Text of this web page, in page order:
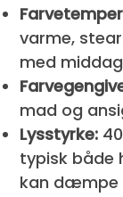
varme,
med
mad og
Lysstyrke:
typisk både
kan dæmpe